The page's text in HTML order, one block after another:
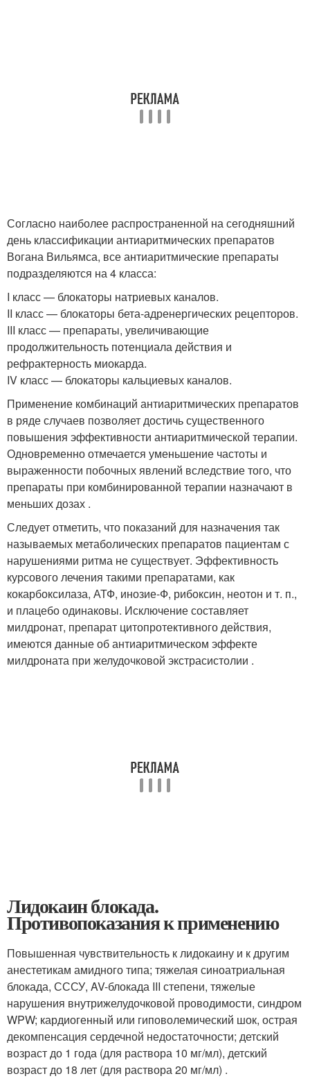
Согласно наиболее распространенной на сегодняшний
день классификации антиаритмических препаратов
Вогана Вильямса, все антиаритмические препараты
подразделяются на 4 класса:
I класс — блокаторы натриевых каналов.
II класс — блокаторы бета-адренергических рецепторов.
III класс — препараты, увеличивающие
продолжительность потенциала действия и
рефрактерность миокарда.
IV класс — блокаторы кальциевых каналов.
Применение комбинаций антиаритмических препаратов
в ряде случаев позволяет достичь существенного
повышения эффективности антиаритмической терапии.
Одновременно отмечается уменьшение частоты и
выраженности побочных явлений вследствие того, что
препараты при комбинированной терапии назначают в
меньших дозах .
Следует отметить, что показаний для назначения так
называемых метаболических препаратов пациентам с
нарушениями ритма не существует. Эффективность
курсового лечения такими препаратами, как
кокарбоксилаза, АТФ, инозие-Ф, рибоксин, неотон и т. п.,
и плацебо одинаковы. Исключение составляет
милдронат, препарат цитопротективного действия,
имеются данные об антиаритмическом эффекте
милдроната при желудочковой экстрасистолии .
Лидокаин блокада.
Противопоказания к применению
Повышенная чувствительность к лидокаину и к другим
анестетикам амидного типа; тяжелая синоатриальная
блокада, СССУ, AV-блокада III степени, тяжелые
нарушения внутрижелудочковой проводимости, синдром
WPW; кардиогенный или гиповолемический шок, острая
декомпенсация сердечной недостаточности; детский
возраст до 1 года (для раствора 10 мг/мл), детский
возраст до 18 лет (для раствора 20 мг/мл) .